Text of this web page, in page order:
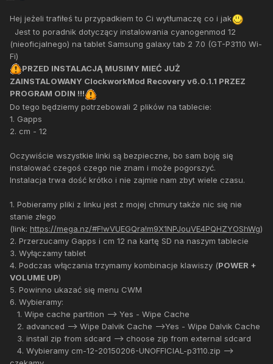
Hej jeżeli trafiłeś tu przypadkiem to Ci wytłumaczę co i jak
Jest to poradnik dotyczący instalowania cyanogenmod 12
(nieoficjalnego) na tablet Samsung galaxy tab 2 7.0 (GT-P3110 Wi-
Fi)
PRZED INSTALACJĄ MUSIMY MIEĆ JUŻ
ZAINSTALOWANY ClockworkMod Recovery v6.0.1.1 PRZEZ
PROGRAM ODIN !!!
Do tego będziemy potrzebowali 2 plików na tablecie:
1. Gapps
2. cm - 12
Oczywiście wszystkie linki są bezpieczne, bo sam boję się
instalować czegoś czego nie znam i może pogorszyć.
Instalacja trwa dość krótko i nie zajmie nam zbyt wiele czasu.
1. Pobieramy pliki z linku jest z mojej chmury także nic się nie
stanie złego
(link: https://mega.nz/#F!wVUEGQra!m9X1NPJouVE4PQHZYOShWg)
2. Przerzucamy Gapps i cm 12 na kartę SD na naszym tablecie
3. Wyłączamy tablet
4. Podczas włączania trzymamy kombinacje klawiszy (POWER +
VOLUME UP)
5. Powinno ukazać się menu CWM
6. Wybieramy:
1. Wipe cache partition --> Yes - Wipe Cache
2. advanced --> Wipe Dalvik Cache -->Yes - Wipe Dalvik Cache
3. install zip from sdcard --> choose zip from external sdcard
4. Wybieramy cm-12-20150206-UNOFFICIAL-p3110.zip -->